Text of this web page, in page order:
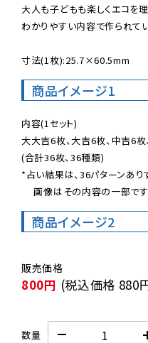
大人も子どもも楽しくエコを理
わかりやすい内容で作られてい
寸法(1枚):25.7×60.5mm
商品イメージ1
内容(1セット)
大大吉6枚、大吉6枚、中吉6
(合計36枚、36種類)
*占い結果は、36パターンあり
画像はその内容の一部です
商品イメージ2
800円 (税込価格 880
数量